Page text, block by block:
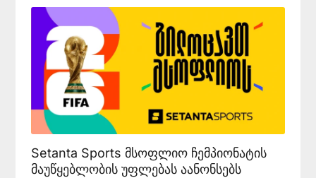
Setanta Sports მსოფლიო ჩემპიონატის
მაუწყებლობის უფლებას აანონსებს